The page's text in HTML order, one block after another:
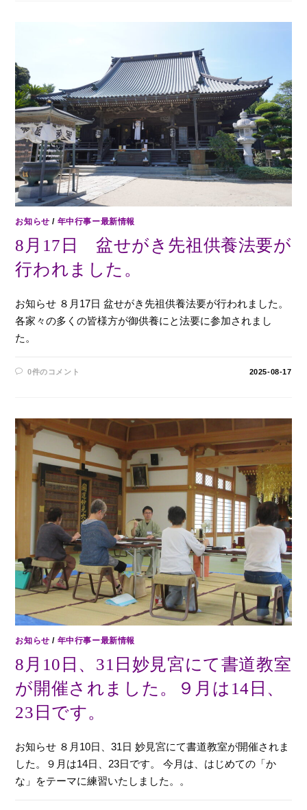
お知らせ / 年中行事ー最新情報
8月17日 盆せがき先祖供養法要が
行われました。
お知らせ ８月17日 盆せがき先祖供養法要が行われました。
各家々の多くの皆様方が御供養にと法要に参加されまし
た。
0件のコメント 2025-08-17
お知らせ / 年中行事ー最新情報
8月10日、31日妙見宮にて書道教室
が開催されました。９月は14日、
23日です。
お知らせ ８月10日、31日 妙見宮にて書道教室が開催されま
した。９月は14日、23日です。 今月は、はじめての「か
な」をテーマに練習いたしました。。